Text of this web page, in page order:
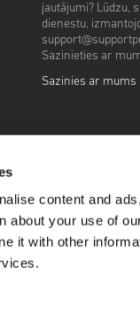
content and
about your use of
it with other
jautājumi? Lūdzu,
dienestu,
Sazinieties ar
Sazinies ar mums